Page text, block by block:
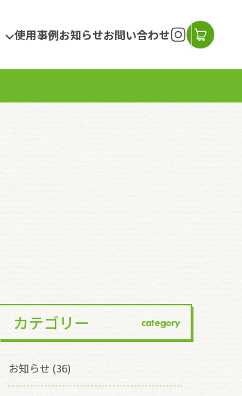
使用事例お知らせお問い合わせ
カテゴリー category
お知らせ (36)